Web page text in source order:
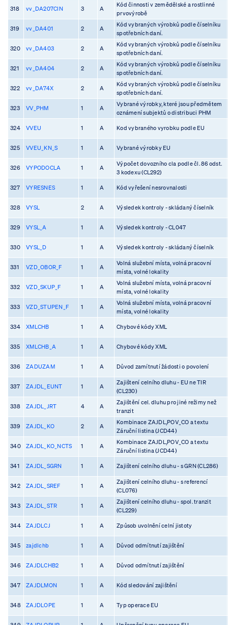
318 vv_DA207CIN 3 A
Kód činnosti v zemědělské a rostlinné
prvovýrobě
319 vv_DA401 2 A
Kód vybraných výrobků podle číselníku
spotřebních daní.
320 vv_DA403 2 A
Kód vybraných výrobků podle číselníku
spotřebních daní.
321 vv_DA404 2 A
Kód vybraných výrobků podle číselníku
spotřebních daní.
322 vv_DA74X 2 A
Kód vybraných výrobků podle číselníku
spotřebních daní.
323 VV_PHM 1 A
Vybrané výrobky, které jsou předmětem
oznámení subjektů o distribuci PHM
324 VVEU 1 A Kod vybraného vyrobku podle EU
325 VVEU_KN_S 1 A Vybrané výrobky EU
326 VYPODOCLA 1 A
Výpočet dovozního cla podle čl. 86 odst.
3 kodexu (CL292)
327 VYRESNES 1 A Kód vyřešení nesrovnalosti
328 VYSL 2 A Výsledek kontroly - skládaný číselník
329 VYSL_A 1 A Výsledek kontroly - CL047
330 VYSL_D 1 A Výsledek kontroly - skládaný číselník
331 VZD_OBOR_F 1 A
Volná služební místa, volná pracovní
místa, volné lokality
332 VZD_SKUP_F 1 A
Volná služební místa, volná pracovní
místa, volné lokality
333 VZD_STUPEN_F 1 A
Volná služební místa, volná pracovní
místa, volné lokality
334 XMLCHB 1 A Chybové kódy XML
335 XMLCHB_A 1 A Chybové kódy XML
336 ZADUZAM 1 A Důvod zamítnutí žádosti o povolení
337 ZAJDL_EUNT 1 A
Zajištení celního dluhu - EU ne TIR
(CL230)
338 ZAJDL_JRT 4 A
Zajištění cel. dluhu pro jiné režimy než
tranzit
339 ZAJDL_KO 2 A
Kombinace ZAJDL,POV_CO a textu
Záruční listina (JCD44)
340 ZAJDL_KO_NCTS 1 A
Kombinace ZAJDL,POV_CO a textu
Záruční listina (JCD44)
341 ZAJDL_SGRN 1 A Zajištení celního dluhu - s GRN (CL286)
342 ZAJDL_SREF 1 A
Zajištení celního dluhu - s referencí
(CL076)
343 ZAJDL_STR 1 A
Zajištení celního dluhu - spol. tranzit
(CL229)
344 ZAJDLCJ 1 A Způsob uvolnění celní jistoty
345 zajdlchb 1 A Důvod odmítnutí zajištění
346 ZAJDLCHB2 1 A Důvod odmítnutí zajištění
347 ZAJDLMON 1 A Kód sledování zajištění
348 ZAJDLOPE 1 A Typ operace EU